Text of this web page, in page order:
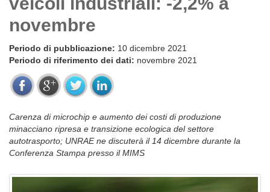
novembre
Periodo di pubblicazione: 10 dicembre 2021
Periodo di riferimento dei dati: novembre 2021
Carenza di microchip e aumento dei costi di produzione
minacciano ripresa e transizione ecologica del settore
autotrasporto; UNRAE ne discuterà il 14 dicembre durante la
Conferenza Stampa presso il MIMS